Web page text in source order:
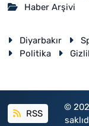
Haber Arşivi
Diyarbakır
Politika
RSS
©